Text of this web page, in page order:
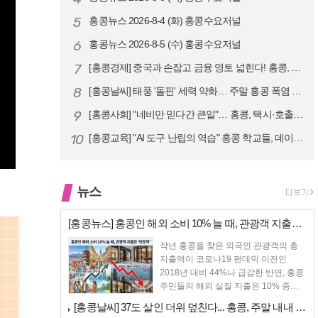
5 홍콩뉴스 2026-8-4 (화) 홍콩수요저널
6 홍콩뉴스 2026-8-5 (수) 홍콩수요저널
7 [홍콩경제] 중국과 손잡고 금융 영토 넓힌다! 홍콩, 10대 신규 정책 …
8 [홍콩날씨] 태풍 '돌핀' 세력 약화… 주말 홍콩 폭염 예고
9 [홍콩사회] "네비만 믿다간 큰일"… 홍콩, 택시·호출차 통합 시험 도입…
10 [홍콩교육] "AI 도구 난립의 역습" 홍콩 학교들, 데이터 고립에 교육…
뉴스
[홍콩뉴스] 홍콩인 해외 소비 10% 늘 때, 관광객 지출은 '반토막'
작년 홍콩을 찾은 외국인 관광객의 총
지출액이 코로나19 팬데믹 이전인
2018년 대비 44%나 급감한 반면, 홍콩
주민들의 해외 실질 지출은 10% 증가
[홍콩날씨] 37도 살인 더위 덮친다... 홍콩, 주말 내내 태풍 영향으…